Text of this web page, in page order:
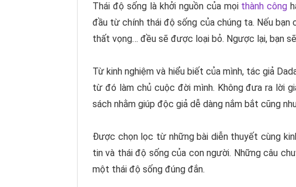
Thái độ sống là khởi nguồn của mọi thành công
đầu từ chính thái độ sống của chúng ta. Nếu
thất vọng… đều sẽ được loại bỏ. Ngược lại, bạn
Từ kinh nghiệm và hiểu biết của mình, tác giả
từ đó làm chủ cuộc đời mình. Không đưa ra lời
sách nhằm giúp độc giả dễ dàng nắm bắt cũng
Được chọn lọc từ những bài diễn thuyết cùng
tin và thái độ sống của con người. Những câu
một thái độ sống đúng đắn.